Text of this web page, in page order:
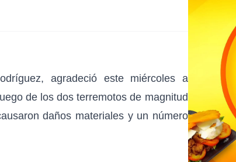
agradeció este miércoles a
de los dos terremotos de magnitud
daños materiales y un número